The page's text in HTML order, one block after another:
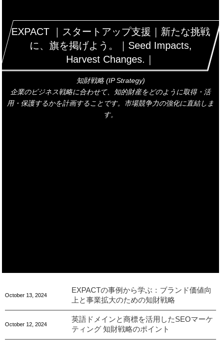
EXPACT ｜スタートアップ支援｜新たな挑戦
に、旗を掲げよう。｜Seed Impacts,
Harvest Changes.｜
知財戦略 (IP Strategy)
企業のビジネス戦略に合わせて、知的財産をどのように取得・活
用・保護するかを計画することです。市場競争力の強化に直結しま
す。
October 13 2024
EXPACTの事例から学ぶ：ブランド価値向
上と事業拡大のための知財戦略
October 12 2024
英語ドメインと商標を活用したSEOマーケ
ティング 知財戦略のポイント